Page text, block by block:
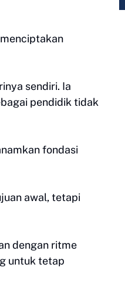
sendiri. Ia
pendidik tidak
fondasi
awal, tetapi
dengan ritme
untuk tetap